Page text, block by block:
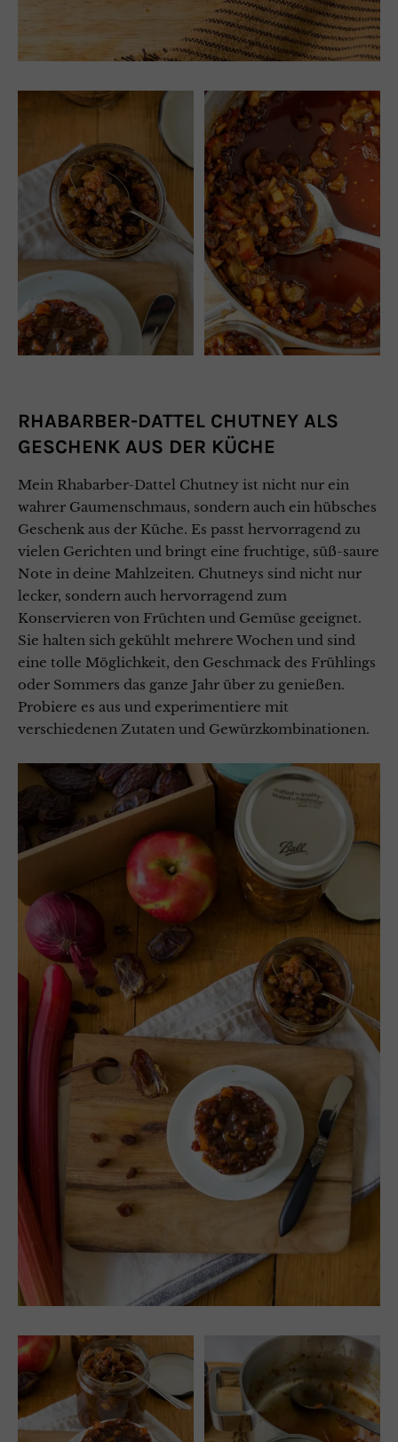
RHABARBER-DATTEL CHUTNEY ALS
GESCHENK AUS DER KÜCHE
Mein Rhabarber-Dattel Chutney ist nicht nur ein
wahrer Gaumenschmaus, sondern auch ein hübsches
Geschenk aus der Küche. Es passt hervorragend zu
vielen Gerichten und bringt eine fruchtige, süß-saure
Note in deine Mahlzeiten. Chutneys sind nicht nur
lecker, sondern auch hervorragend zum
Konservieren von Früchten und Gemüse geeignet.
Sie halten sich gekühlt mehrere Wochen und sind
eine tolle Möglichkeit, den Geschmack des Frühlings
oder Sommers das ganze Jahr über zu genießen.
Probiere es aus und experimentiere mit
verschiedenen Zutaten und Gewürzkombinationen.